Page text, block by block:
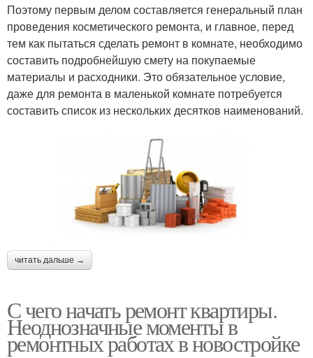
Поэтому первым делом составляется генеральный план
проведения косметического ремонта, и главное, перед
тем как пытаться сделать ремонт в комнате, необходимо
составить подробнейшую смету на покупаемые
материалы и расходники. Это обязательное условие,
даже для ремонта в маленькой комнате потребуется
составить список из нескольких десятков наименований.
читать дальше →
С чего начать ремонт квартиры.
Неоднозначные моменты в
ремонтных работах в новостройке